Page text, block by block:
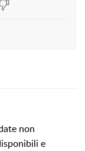
non
e